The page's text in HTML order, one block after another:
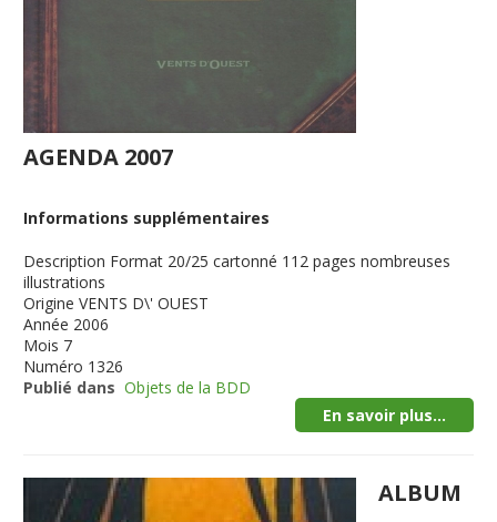
AGENDA 2007
Informations supplémentaires
Description Format 20/25 cartonné 112 pages nombreuses
illustrations
Origine VENTS D\' OUEST
Année 2006
Mois 7
Numéro 1326
Publié dans Objets de la BDD
En savoir plus...
ALBUM